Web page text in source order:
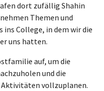
dort zufällig Shahin
Themen und
College, in dem wir die
uns hatten.
auf, um die
und die
vollzuplanen.